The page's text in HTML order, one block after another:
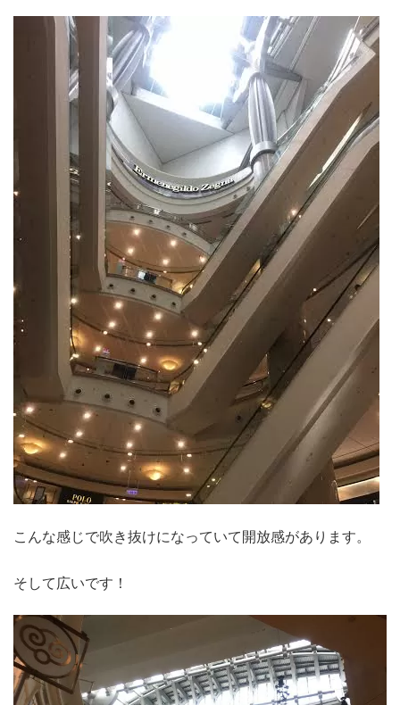
こんな感じで吹き抜けになっていて開放感があります。
そして広いです！